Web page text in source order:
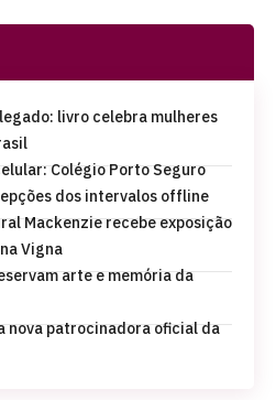
livro celebra mulheres
Colégio Porto Seguro
dos intervalos offline
Mackenzie recebe exposição
Vigna
arte e memória da
nova patrocinadora oficial da